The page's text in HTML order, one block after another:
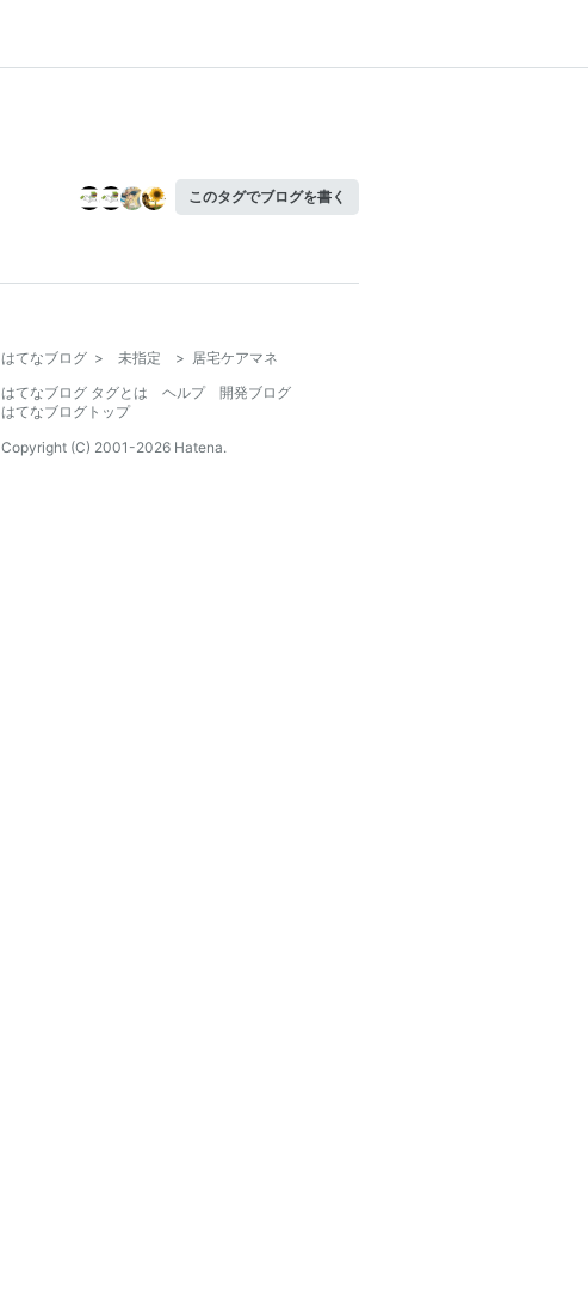
このタグでブログを書く
はてなブログ > 未指定 > 居宅ケアマネ
はてなブログ タグとは
ヘルプ
開発ブログ
はてなブログトップ
Copyright (C) 2001-2026 Hatena.